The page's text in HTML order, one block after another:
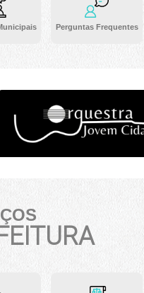
Perguntas Frequentes